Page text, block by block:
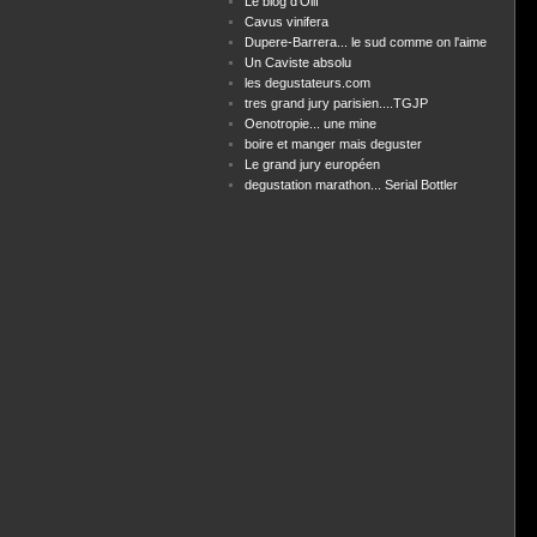
Cavus vinifera
Dupere-Barrera... le sud comme on l'aime
Un Caviste absolu
les degustateurs.com
tres grand jury parisien....TGJP
Oenotropie... une mine
boire et manger mais deguster
Le grand jury européen
degustation marathon... Serial Bottler